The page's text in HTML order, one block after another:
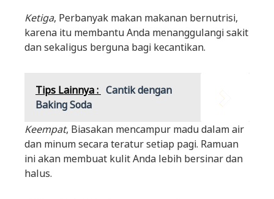
Ketiga, Perbanyak makan makanan bernutrisi,
karena itu membantu Anda menanggulangi sakit
dan sekaligus berguna bagi kecantikan.
Tips Lainnya : Cantik dengan
Baking Soda
Keempat, Biasakan mencampur madu dalam air
dan minum secara teratur setiap pagi. Ramuan
ini akan membuat kulit Anda lebih bersinar dan
halus.